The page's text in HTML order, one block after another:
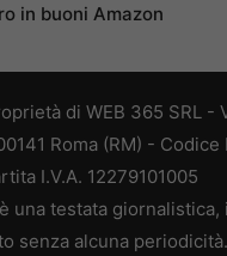
in buoni Amazon
di WEB 365 SRL -
Roma (RM) - Codice
I.V.A. 12279101005
una testata giornalistica,
senza alcuna